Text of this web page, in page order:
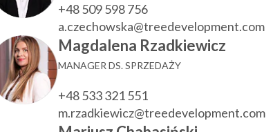
+48 509 598 756
a.czechowska@treedevelopment.com
Magdalena Rzadkiewicz
MANAGER DS. SPRZEDAŻY
+48 533 321 551
m.rzadkiewicz@treedevelopment.com